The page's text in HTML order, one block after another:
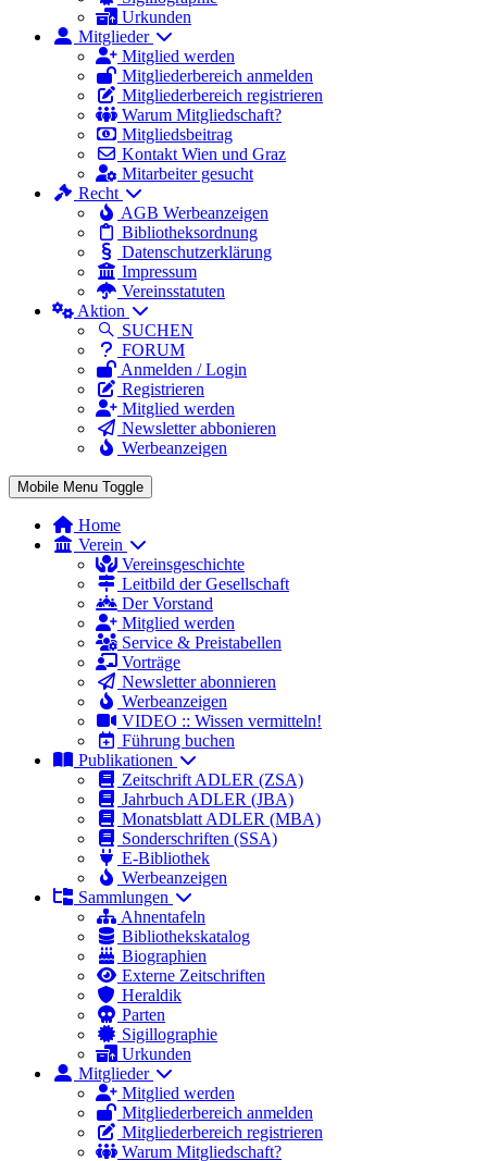
Urkunden
Mitglieder
Mitglied werden
Mitgliederbereich anmelden
Mitgliederbereich registrieren
Warum Mitgliedschaft?
Mitgliedsbeitrag
Kontakt Wien und Graz
Mitarbeiter gesucht
Recht
AGB Werbeanzeigen
Bibliotheksordnung
Datenschutzerklärung
Impressum
Vereinsstatuten
Aktion
SUCHEN
FORUM
Anmelden / Login
Registrieren
Mitglied werden
Newsletter abbonieren
Werbeanzeigen
Mobile Menu Toggle
Home
Verein
Vereinsgeschichte
Leitbild der Gesellschaft
Der Vorstand
Mitglied werden
Service & Preistabellen
Vorträge
Newsletter abonnieren
Werbeanzeigen
VIDEO :: Wissen vermitteln!
Führung buchen
Publikationen
Zeitschrift ADLER (ZSA)
Jahrbuch ADLER (JBA)
Monatsblatt ADLER (MBA)
Sonderschriften (SSA)
E-Bibliothek
Werbeanzeigen
Sammlungen
Ahnentafeln
Bibliothekskatalog
Biographien
Externe Zeitschriften
Heraldik
Parten
Sigillographie
Urkunden
Mitglieder
Mitglied werden
Mitgliederbereich anmelden
Mitgliederbereich registrieren
Warum Mitgliedschaft?